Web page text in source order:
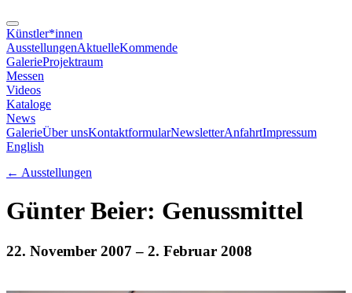
Künstler*innen
AusstellungenAktuelleKommende
GalerieProjektraum
Messen
Videos
Kataloge
News
GalerieÜber unsKontaktformularNewsletterAnfahrtImpressum
English
← Ausstellungen
Günter Beier: Genussmittel
22. November 2007 – 2. Februar 2008